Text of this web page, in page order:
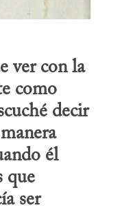
ver con la
como
decir
él
que
ser